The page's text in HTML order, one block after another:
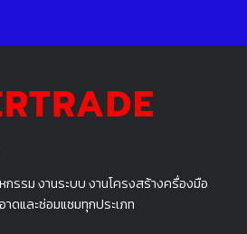
รรม งานระบบ งานโครงสร้างครื่องมือ
ดและซ่อมแซมทุกประเภท